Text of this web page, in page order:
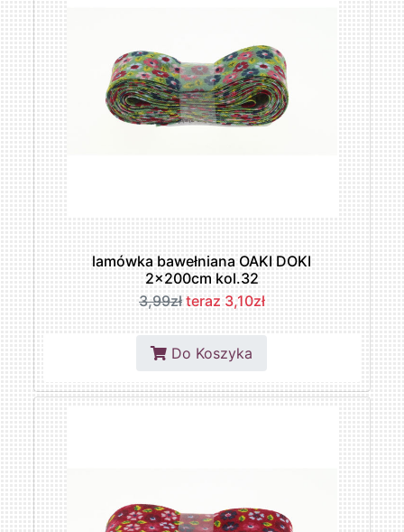
lamówka bawełniana OAKI DOKI
2x200cm kol.32
3,99zł teraz 3,10zł
Do Koszyka